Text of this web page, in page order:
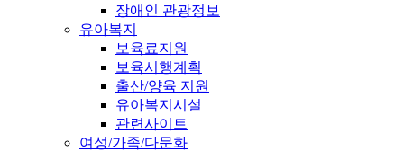
장애인 관광정보
유아복지
보육료지원
보육시행계획
출산/양육 지원
유아복지시설
관련사이트
여성/가족/다문화